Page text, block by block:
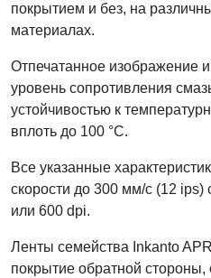
покрытием и без, на
материалах.
Отпечатанное изображение
уровень сопротивления
устойчивостью к
вплоть до 100 °C.
Все указанные
скорости до 300 мм/с (12
или 600 dpi.
Ленты семейства Inkanto
покрытие обратной